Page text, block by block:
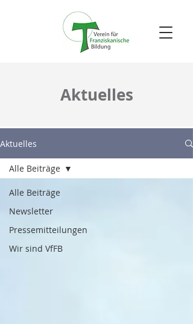
Aktuelles
Aktuelles
Alle Beiträge
Newsletter
Pressemitteilungen
Wir sind VfFB
Alle Beiträge